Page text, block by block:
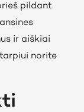
pildant
ir aiškiai
norite